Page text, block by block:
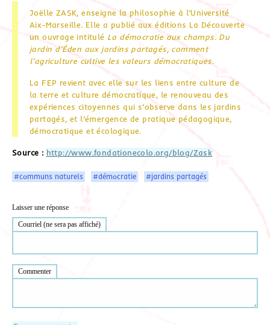
Joëlle ZASK, enseigne la philosophie à l’Université
Aix-Marseille. Elle a publié aux éditions La Découverte
un ouvrage intitulé La démocratie aux champs. Du
jardin d’Éden aux jardins partagés, comment
l’agriculture cultive les valeurs démocratiques.
La FEP revient avec elle sur les liens entre culture de
la terre et culture démocratique, le renouveau des
expériences citoyennes qui s’observe dans les jardins
partagés, et l’émergence de pratique pédagogique,
démocratique et écologique.
Source : http://www.fondationecolo.org/blog/Zask
#communs naturels #démocratie #jardins partagés
Laisser une réponse
Courriel (ne sera pas affiché)
Commenter